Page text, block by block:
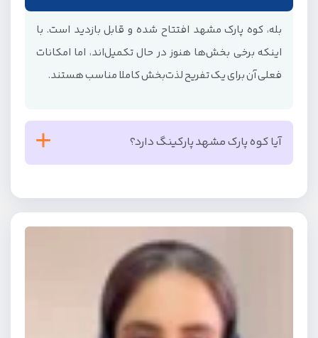
بله، کوه پارک مشهد افتتاح شده و قابل بازدید است. با
اینکه برخی بخش‌ها هنوز در حال تکمیل‌اند، اما امکانات
فعلی آن برای یک تفریح لذت‌بخش کاملا مناسب هستند.
آیا کوه پارک مشهد پارکینگ دارد؟
امکان بازدید راحت، بدون دغدغه پارک خودرو را فراهم کند.